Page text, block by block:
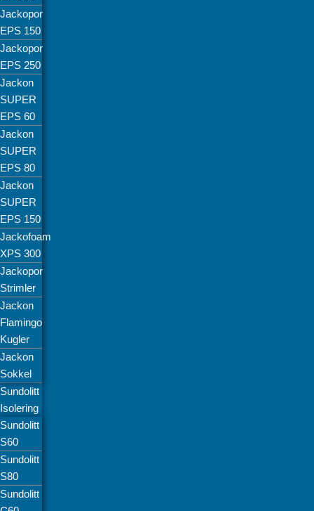
Jackopor
EPS 150
Jackopor
EPS 250
Jackon
SUPER
EPS 60
Jackon
SUPER
EPS 80
Jackon
SUPER
EPS 150
Jackofoam
XPS 300
Jackopor
Strimler
Jackon
Flamingo
Kugler
Jackon
Sokkel
Sundolitt
Isolering
Sundolitt
S60
Sundolitt
S80
Sundolitt